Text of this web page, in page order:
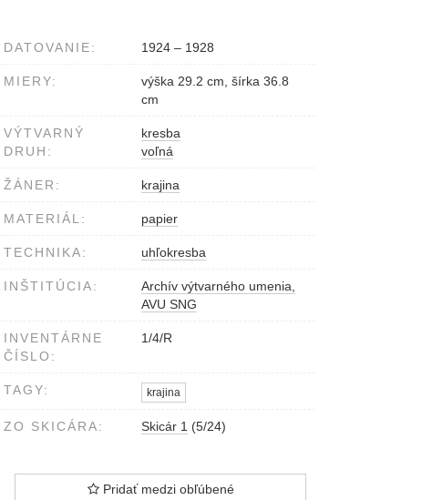
DATOVANIE: 1924 – 1928
MIERY:
výška 29.2 cm, šírka 36.8
cm
VÝTVARNÝ
DRUH:
kresba
voľná
ŽÁNER: krajina
MATERIÁL: papier
TECHNIKA: uhľokresba
INŠTITÚCIA:
Archív výtvarného umenia,
AVU SNG
INVENTÁRNE
ČÍSLO:
1/4/R
TAGY: krajina
ZO SKICÁRA: Skicár 1 (5/24)
Pridať medzi obľúbené